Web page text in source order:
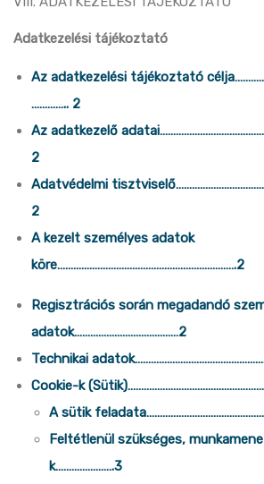
Adatkezelési tájékoztató
Az adatkezelési tájékoztató
………….. 2
Az adatkezelő
2
Adatvédelmi
2
A kezelt személyes adatok
köre………………………………………………………….2
Regisztrációs során megadandó
adatok…………………………………2
Technikai
Cookie-k
A sütik
Feltétlenül szükséges,
k………………….3